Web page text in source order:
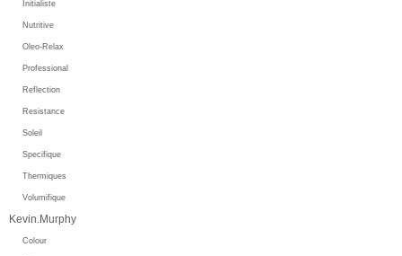
Initialiste
Nutritive
Oleo-Relax
Professional
Reflection
Resistance
Soleil
Specifique
Thermiques
Volumifique
Kevin.Murphy
Colour